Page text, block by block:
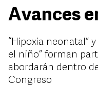
Avances
“Hipoxia neonatal”
el niño” forman
abordarán dentro
Congreso